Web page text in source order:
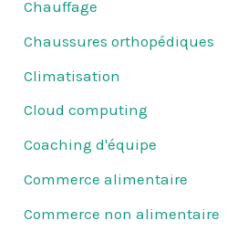
Chauffage
Chaussures orthopédiques
Climatisation
Cloud computing
Coaching d'équipe
Commerce alimentaire
Commerce non alimentaire